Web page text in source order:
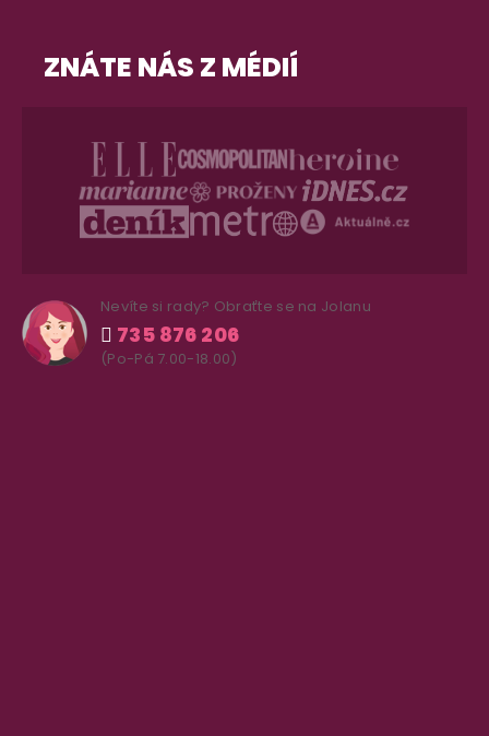
ZNÁTE NÁS Z MÉDIÍ
Nevíte si rady? Obraťte se na Jolanu
735 876 206
(Po-Pá 7.00-18.00)